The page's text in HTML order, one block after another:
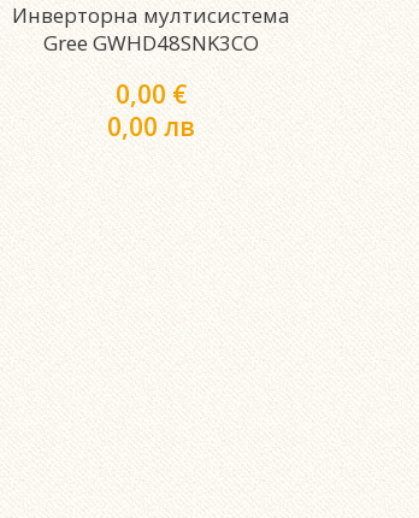
Инверторна мултисистема
Gree GWHD48SNK3CO
0,00 €
0,00 лв